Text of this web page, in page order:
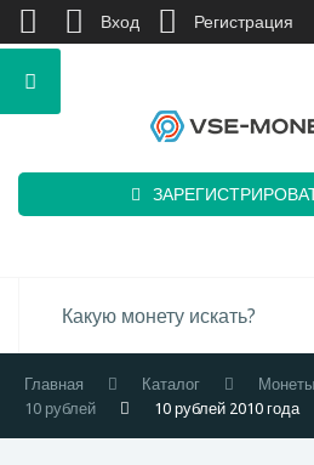
Главная Каталог
10 рублей
10 рублей 2010 года
Вход Регистрация